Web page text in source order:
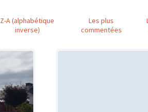
Z-A (alphabétique
inverse)
Les plus
commentées